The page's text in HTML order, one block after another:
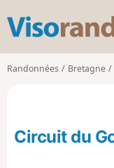
Randonnées Bretagne
Circuit du